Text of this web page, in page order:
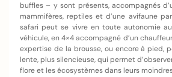
buffles – y sont présents, accompagnés
mammifères, reptiles et d’une avifaune
safari peut se vivre en toute autonomie
véhicule, en 4×4 accompagné d’un
expertise de la brousse, ou encore à pied,
lente, plus silencieuse, qui permet
flore et les écosystèmes dans leurs